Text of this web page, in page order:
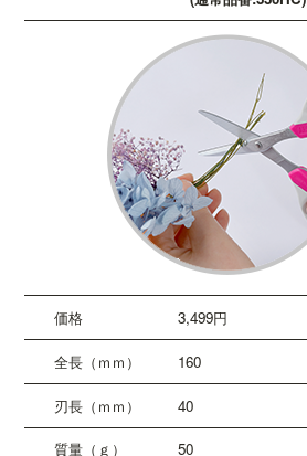
3,499円
160
40
50